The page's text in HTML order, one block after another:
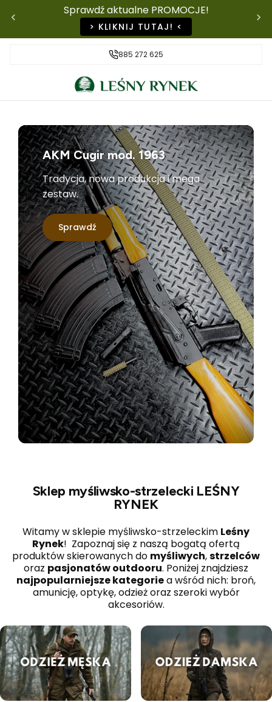
Sprawdź aktualne PROMOCJE!
> KLIKNIJ TUTAJ! <
885 272 625
AKM Cugir mod. 1963
Tradycja, nowa produkcja i mega
zestaw.
Sprawdź
Sklep myśliwsko-strzelecki LEŚNY
RYNEK
Witamy w sklepie myśliwsko-strzeleckim Leśny
Rynek! Zapoznaj się z naszą bogatą ofertą
produktów skierowanych do myśliwych,strzelców
oraz pasjonatów outdooru. Poniżej znajdziesz
najpopularniejsze kategoriea wśród nich: broń,
amunicję, optykę, odzież oraz szeroki wybór
akcesoriów.